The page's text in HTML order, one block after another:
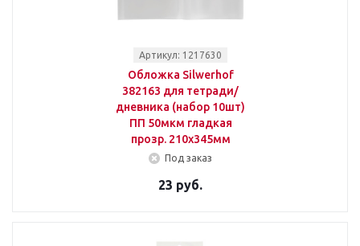
Артикул: 1217630
Обложка Silwerhof
382163 для тетради/
дневника (набор 10шт)
ПП 50мкм гладкая
прозр. 210x345мм
Под заказ
23 руб.